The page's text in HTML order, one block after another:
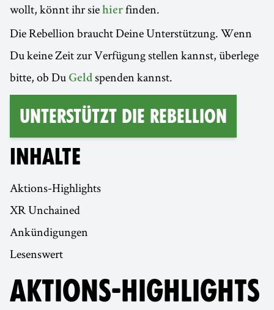
wollt, könnt ihr sie hier finden.
Die Rebellion braucht Deine Unterstützung. Wenn
Du keine Zeit zur Verfügung stellen kannst, überlege
bitte, ob Du Geld spenden kannst.
Unterstützt die Rebellion
INHALTE
Aktions-Highlights
XR Unchained
Ankündigungen
Lesenswert
AKTIONS-HIGHLIGHTS